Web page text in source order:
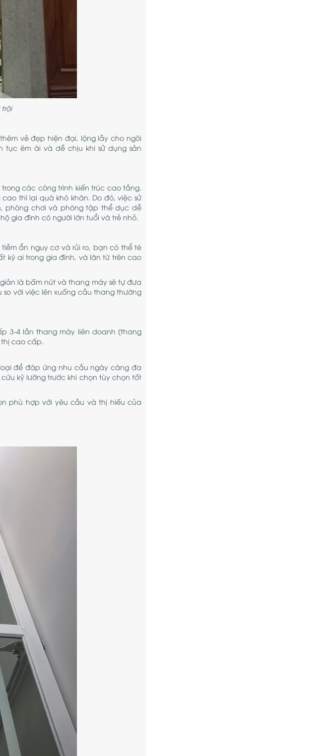
vẻ đẹp hiện đại, lộng lẫy cho ngôi
tục êm ái và dễ chịu khi sử dụng sản
các công trình kiến ​​trúc cao tầng.
thì lại quá khó khăn. Do đó, việc sử
phòng chơi và phòng tập thể dục dễ
gia đình có người lớn tuổi và trẻ nhỏ.
ẩn nguy cơ và rủi ro, bạn có thể té
kỳ ai trong gia đình, và lăn từ trên cao
là bấm nút và thang máy sẽ tự đưa
với việc lên xuống cầu thang thường
3-4 lần thang máy liên doanh (thang
thị cao cấp.
để đáp ứng nhu cầu ngày càng đa
kỹ lưỡng trước khi chọn tùy chọn tốt
phù hợp với yêu cầu và thị hiếu của